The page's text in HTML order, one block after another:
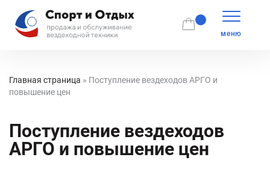
меню
Главная страница » Поступление вездеходов АРГО и
повышение цен
Поступление вездеходов
АРГО и повышение цен